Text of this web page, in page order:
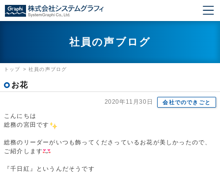
社員の声ブログ
トップ >社員の声ブログ
お花
2020年11月30日 会社でのできごと
こんにちは
総務の宮田です
総務のリーダーがいつも飾ってくださっているお花が美しかったので、
ご紹介します
『千日紅』というんだそうです